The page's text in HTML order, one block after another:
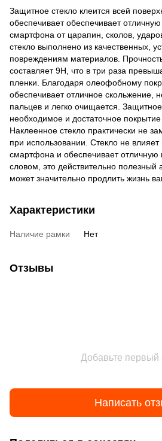
Защитное стекло клеится всей
обеспечивает обеспечивает
смартфона от царапин, сколов,
стекло выполнено из качественных,
повреждениям материалов.
составляет 9H, что в три раза
пленки. Благодаря олеофобному
обеспечивает отличное скольжение,
пальцев и легко очищается.
необходимое и достаточное
Наклеенное стекло практически не
при использовании. Стекло не
смартфона и обеспечивает
словом, это действительно полезный
может значительно продлить жизнь
Характеристики
Наличие рамки Нет
Отзывы
Добавьте первый
Написать